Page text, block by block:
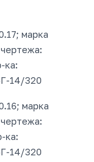
марка
ка:
14/320
марка
ка:
14/320